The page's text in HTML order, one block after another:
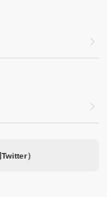
）